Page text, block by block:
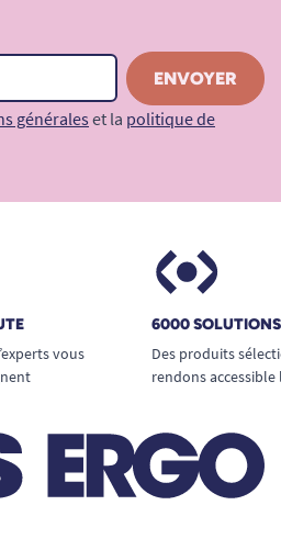
généraleset la politique de
vous
6000
Des produits
rendons